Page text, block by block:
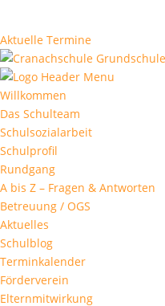
Aktuelle Termine
Willkommen
Das Schulteam
Schulsozialarbeit
Schulprofil
Rundgang
A bis Z – Fragen & Antworten
Betreuung / OGS
Aktuelles
Schulblog
Terminkalender
Förderverein
Elternmitwirkung